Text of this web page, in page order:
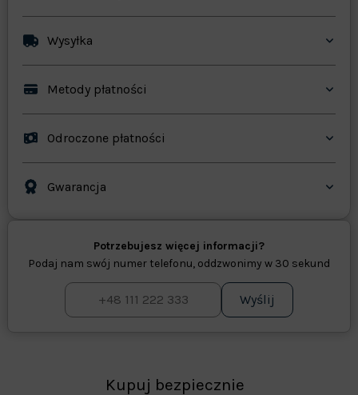
Wysyłka
Metody płatności
Odroczone płatności
Gwarancja
Potrzebujesz więcej informacji?
Podaj nam swój numer telefonu, oddzwonimy w 30 sekund
Wyślij
Kupuj bezpiecznie